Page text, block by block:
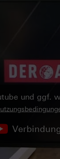
und ggf.